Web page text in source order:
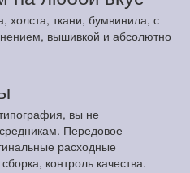
холста, ткани, бумвинила, с
вышивкой и абсолютно
вы не
Передовое
расходные
контроль качества.